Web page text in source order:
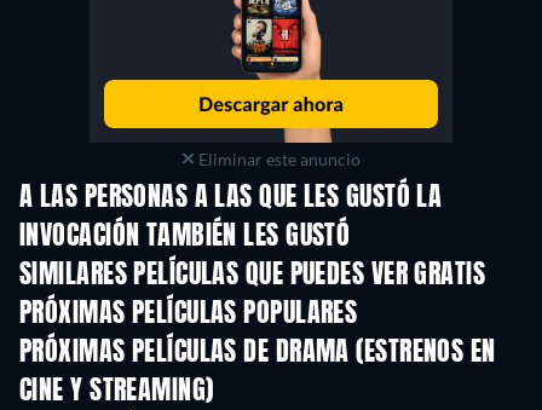
Eliminar este anuncio
A LAS PERSONAS A LAS QUE LES GUSTÓ LA
INVOCACIÓN TAMBIÉN LES GUSTÓ
SIMILARES PELÍCULAS QUE PUEDES VER GRATIS
PRÓXIMAS PELÍCULAS POPULARES
PRÓXIMAS PELÍCULAS DE DRAMA (ESTRENOS EN
CINE Y STREAMING)